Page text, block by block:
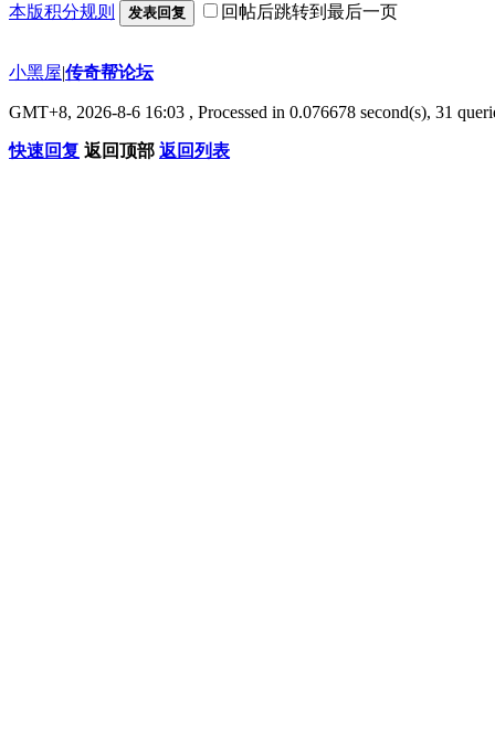
本版积分规则 发表回复 回帖后跳转到最后一页
小黑屋|传奇帮论坛
GMT+8, 2026-8-6 16:03 , Processed in 0.076678 second(s), 31
快速回复 返回顶部 返回列表